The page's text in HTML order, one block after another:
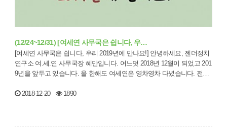
(12/24~12/31) [여세연 사무국은 쉽니다, 우…
[여세연 사무국은 쉽니다, 우리 2019년에 만나요!] 안녕하세요, 젠더정치
연구소 여.세.연 사무국장 혜만입니다. 어느덧 2018년 12월이 되었고 201
9년을 앞두고 있습니다. 올 한해도 여세연은 영차영차 다녔습니다. 전
2018-12-20
1890